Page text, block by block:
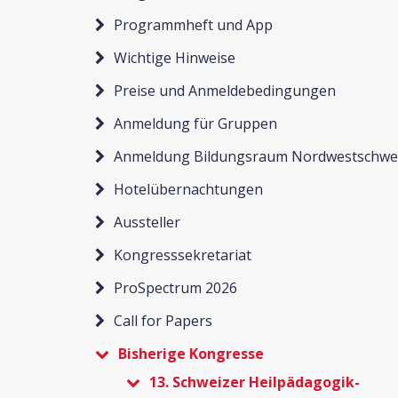
Programmheft und App
Wichtige Hinweise
Preise und Anmeldebedingungen
Anmeldung für Gruppen
Anmeldung Bildungsraum
Hotelübernachtungen
Aussteller
Kongresssekretariat
ProSpectrum 2026
Call for Papers
Bisherige Kongresse
13. Schweizer Heilpädagogik-